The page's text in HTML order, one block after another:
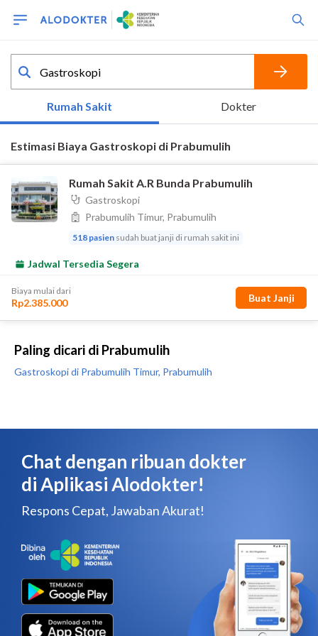
Paling dicari di Prabumulih
Gastroskopi di Prabumulih Timur, Prabumulih